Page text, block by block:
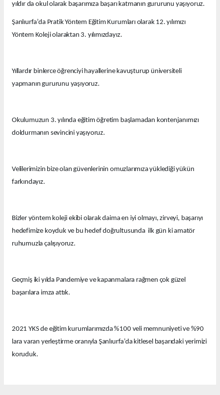
yıldır da okul olarak başarımıza başarı katmanın gururunu yaşıyoruz.
Şanlıurfa’da Pratik Yöntem Eğitim Kurumları olarak 12. yılımızı
Yöntem Koleji olaraktan 3. yılımızdayız.
Yıllardır binlerce öğrenciyi hayallerine kavuşturup üniversiteli
yapmanın gururunu yaşıyoruz.
Okulumuzun 3. yılında eğitim öğretim başlamadan kontenjanımızı
doldurmanın sevincini yaşıyoruz.
Velilerimizin bize olan güvenlerinin omuzlarımıza yüklediği yükün
farkındayız.
Bizler yöntem koleji ekibi olarak daima en iyi olmayı, zirveyi, başarıyı
hedefimize koyduk ve bu hedef doğrultusunda ilk gün ki amatör
ruhumuzla çalışıyoruz.
Geçmiş iki yılda Pandemiye ve kapanmalara rağmen çok güzel
başarılara imza attık.
2021 YKS de eğitim kurumlarımızda %100 veli memnuniyeti ve %90
lara varan yerleştirme oranıyla Şanlıurfa’da kitlesel başarıdaki yerimizi
koruduk.